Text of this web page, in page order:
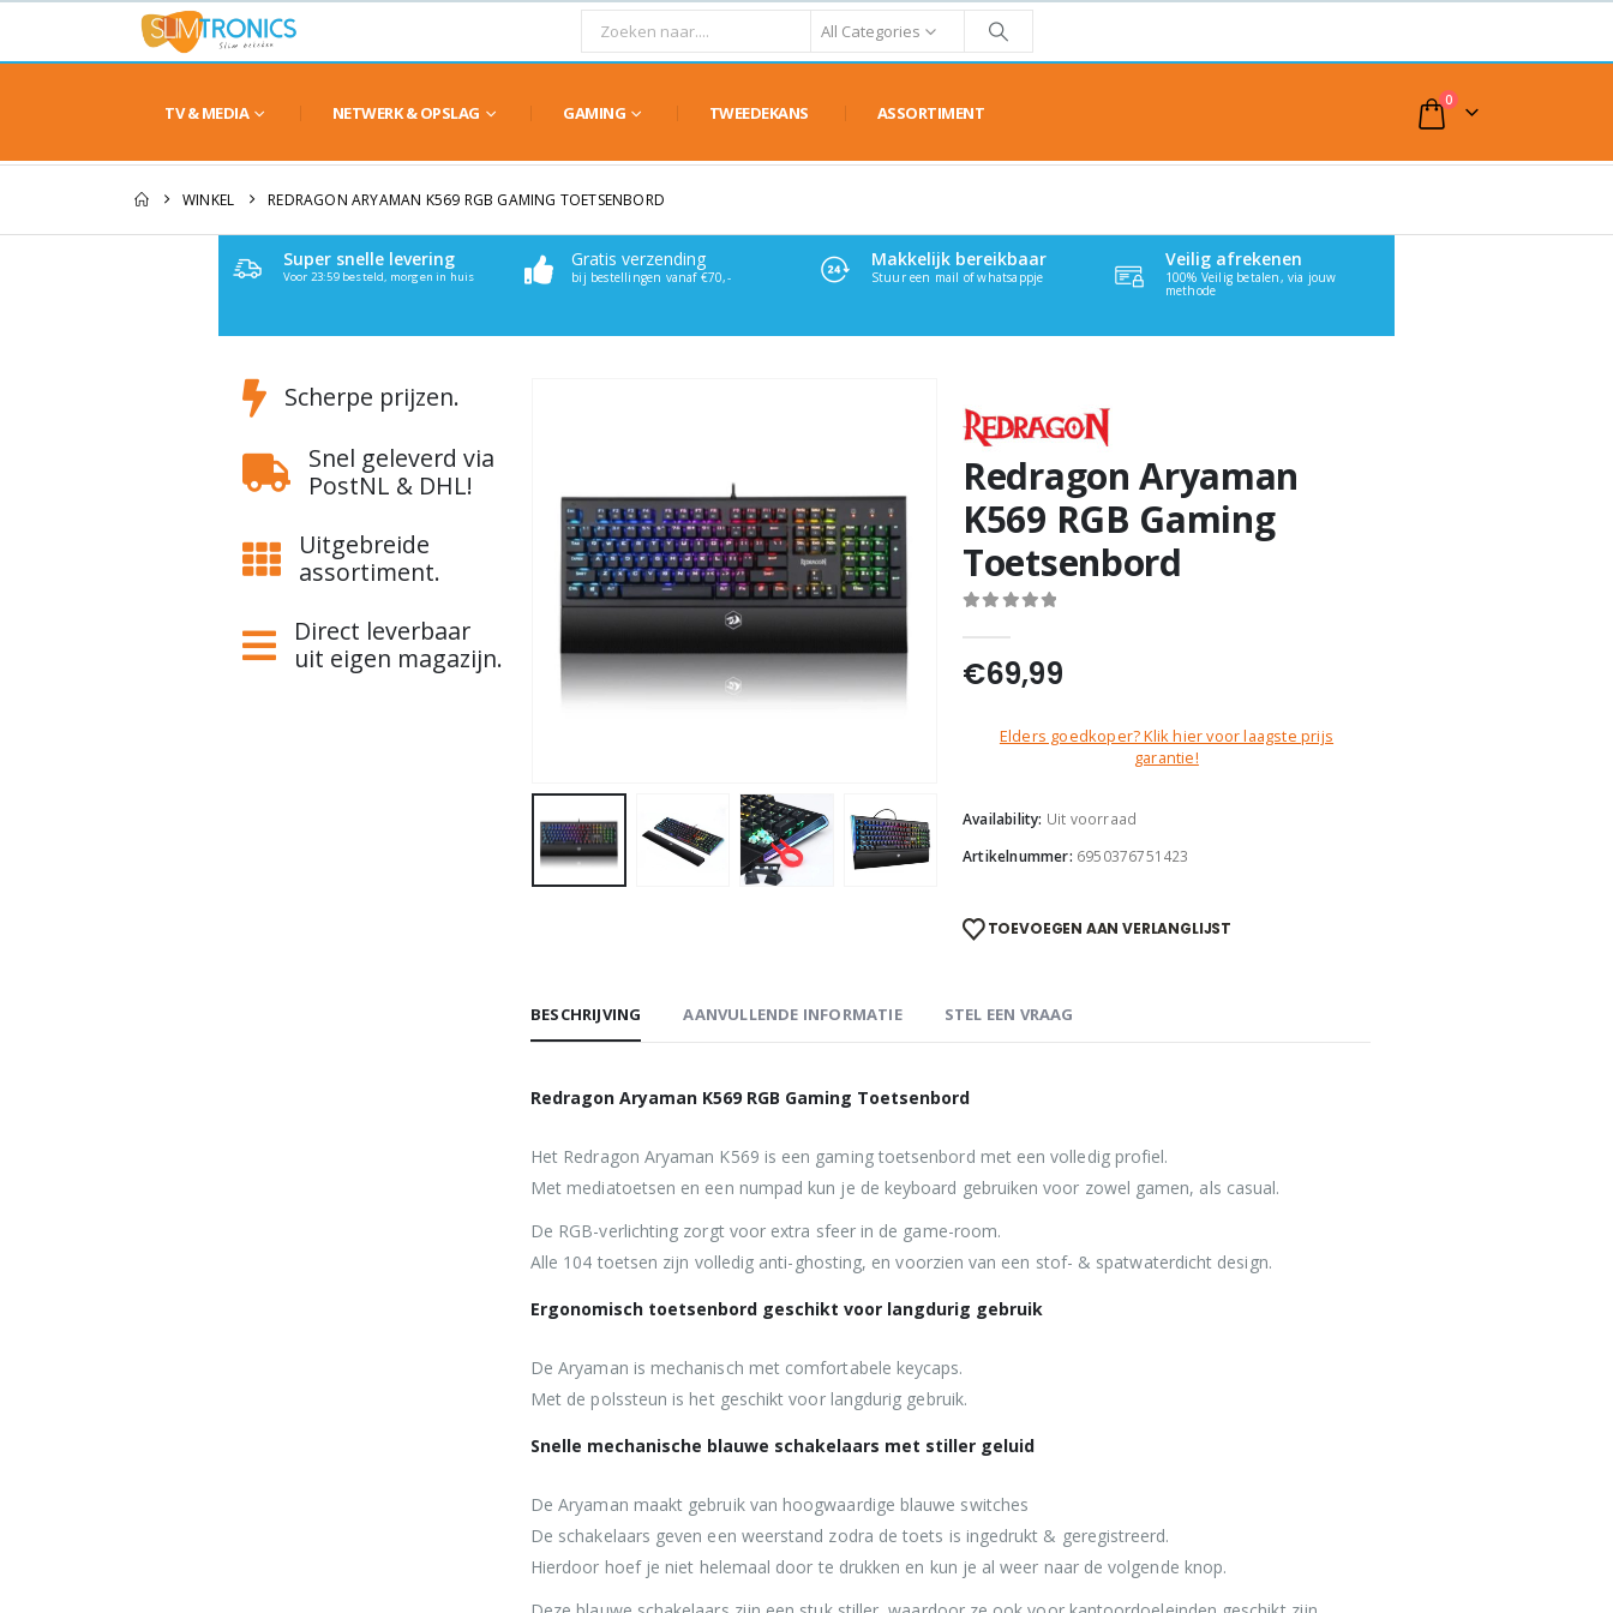
All Categories
TV & MEDIA NETWERK & OPSLAG GAMING TWEEDEKANS ASSORTIMENT
0
WINKEL REDRAGON ARYAMAN K569 RGB GAMING TOETSENBORD
Super snelle levering
Voor 23:59 besteld, morgen in huis
Gratis verzending
bij bestellingen vanaf €70,-
Makkelijk bereikbaar
Stuur een mail of whatsappje
Veilig afrekenen
100% Veilig betalen, via jouw
methode
Redragon Aryaman
K569 RGB Gaming
Toetsenbord
€69,99
Elders goedkoper? Klik hier voor laagste prijs
garantie!
Availability: Uit voorraad
Artikelnummer: 6950376751423
TOEVOEGEN AAN VERLANGLIJST
BESCHRIJVING AANVULLENDE INFORMATIE STEL EEN VRAAG
Redragon Aryaman K569 RGB Gaming Toetsenbord
Het Redragon Aryaman K569 is een gaming toetsenbord met een volledig profiel.
Met mediatoetsen en een numpad kun je de keyboard gebruiken voor zowel gamen, als casual.
De RGB-verlichting zorgt voor extra sfeer in de game-room.
Alle 104 toetsen zijn volledig anti-ghosting, en voorzien van een stof- & spatwaterdicht design.
Ergonomisch toetsenbord geschikt voor langdurig gebruik
De Aryaman is mechanisch met comfortabele keycaps.
Met de polssteun is het geschikt voor langdurig gebruik.
Snelle mechanische blauwe schakelaars met stiller geluid
De Aryaman maakt gebruik van hoogwaardige blauwe switches
De schakelaars geven een weerstand zodra de toets is ingedrukt & geregistreerd.
Hierdoor hoef je niet helemaal door te drukken en kun je al weer naar de volgende knop.
Scherpe prijzen.
Snel geleverd via
PostNL & DHL!
Uitgebreide
assortiment.
Direct leverbaar
uit eigen magazijn.